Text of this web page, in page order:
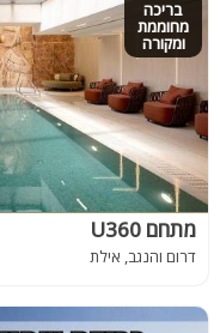
בריכה
מחוממת
ומקורה
מתחם U360
דרום והנגב, אילת